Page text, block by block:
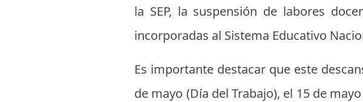
la SEP, la suspensión de labores
incorporadas al Sistema Educativo
Es importante destacar que este
de mayo (Día del Trabajo), el 15 de